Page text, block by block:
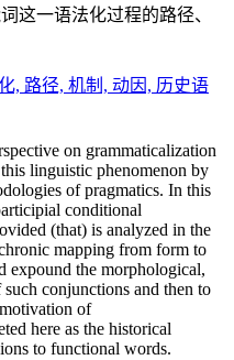
这一语法化过程的路径、
, 路径, 机制, 动因, 历史语
on grammaticalization
linguistic phenomenon by
of pragmatics. In this
conditional
(that) is analyzed in the
mapping from form to
expound the morphological,
conjunctions and then to
of
here as the historical
to functional words.